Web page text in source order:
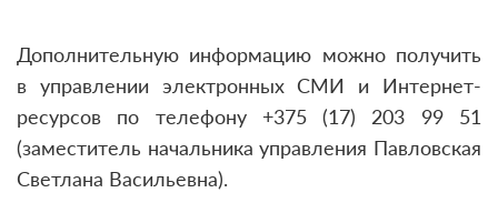
Дополнительную информацию можно получить
в управлении электронных СМИ и Интернет-
ресурсов по телефону +375 (17) 203 99 51
(заместитель начальника управления Павловская
Светлана Васильевна).